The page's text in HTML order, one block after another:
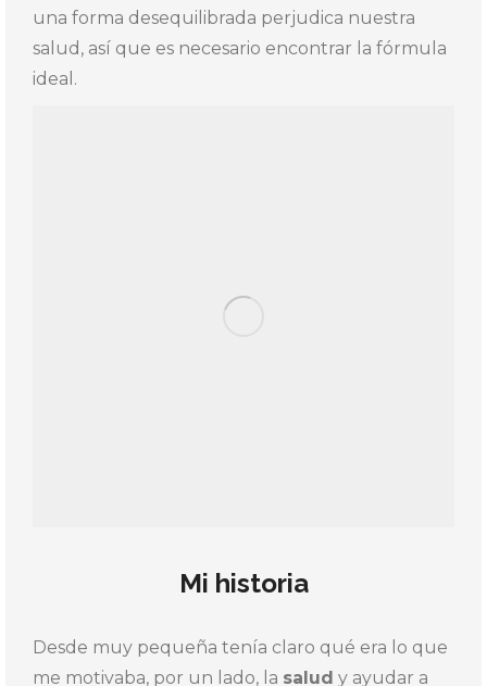
una forma desequilibrada perjudica nuestra
salud, así que es necesario encontrar la fórmula
ideal.
Mi historia
Desde muy pequeña tenía claro qué era lo que
me motivaba, por un lado, la salud y ayudar a